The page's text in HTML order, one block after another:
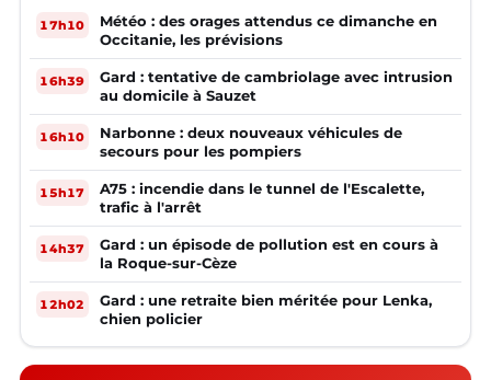
17h10
Météo : des orages attendus ce dimanche en
Occitanie, les prévisions
16h39
Gard : tentative de cambriolage avec intrusion
au domicile à Sauzet
16h10
Narbonne : deux nouveaux véhicules de
secours pour les pompiers
15h17
A75 : incendie dans le tunnel de l'Escalette,
trafic à l'arrêt
14h37
Gard : un épisode de pollution est en cours à
la Roque-sur-Cèze
12h02
Gard : une retraite bien méritée pour Lenka,
chien policier